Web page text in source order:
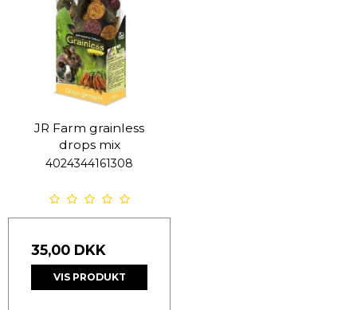
JR Farm grainless
drops mix
4024344161308
35,00 DKK
VIS PRODUKT